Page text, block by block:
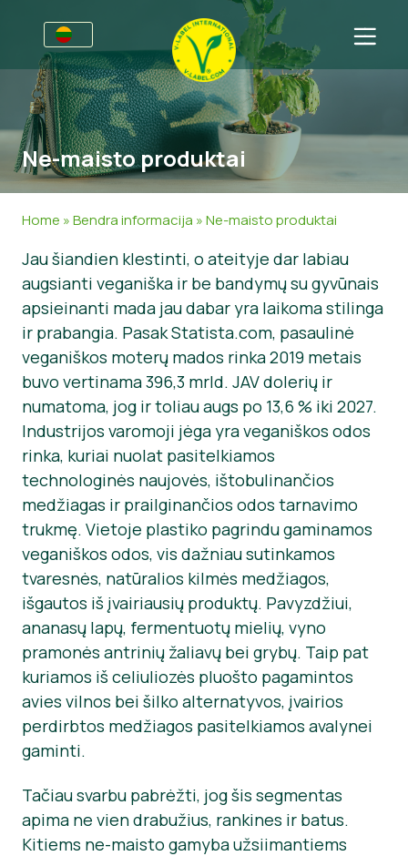
Verslams
Informacija gamintojams
V-Label webinarai
Ištekliai
Gaukite sertifikatą
Sritys
Bendra informacija
Ne-maisto produktai
Gastronomija
D.U.K.
Susisiekite
Gaukite sertifikatą
Praneškite apie netinkamą naudojimą
Naujienos
Informacija Spaudai
Ne-maisto produktai
Home »Bendra informacija »Ne-maisto produktai
Jau šiandien klestinti, o ateityje dar labiau
augsianti veganiška ir be bandymų su gyvūnais
apsieinanti mada jau dabar yra laikoma stilinga
ir prabangia. Pasak Statista.com, pasaulinė
veganiškos moterų mados rinka 2019 metais
buvo vertinama 396,3 mrld. JAV dolerių ir
numatoma, jog ir toliau augs po 13,6 % iki 2027.
Industrijos varomoji jėga yra veganiškos odos
rinka, kuriai nuolat pasitelkiamos
technologinės naujovės, ištobulinančios
medžiagas ir prailginančios odos tarnavimo
trukmę. Vietoje plastiko pagrindu gaminamos
veganiškos odos, vis dažniau sutinkamos
tvaresnės, natūralios kilmės medžiagos,
išgautos iš įvairiausių produktų. Pavyzdžiui,
ananasų lapų, fermentuotų mielių, vyno
pramonės antrinių žaliavų bei grybų. Taip pat
kuriamos iš celiuliozės pluošto pagamintos
avies vilnos bei šilko alternatyvos, įvairios
perdirbtos medžiagos pasitelkiamos avalynei
gaminti.
Tačiau svarbu pabrėžti, jog šis segmentas
apima ne vien drabužius, rankines ir batus.
Kitiems ne-maisto gamyba užsiimantiems